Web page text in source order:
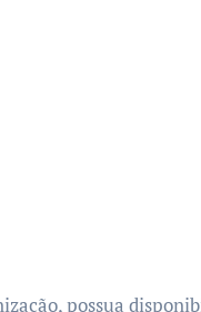
possua